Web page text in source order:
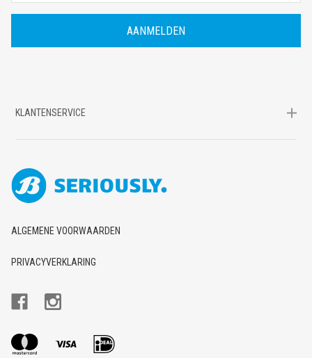
A
D
KLANTENSERVICE
ALGEMENE VOORWAARDEN
PRIVACYVERKLARING